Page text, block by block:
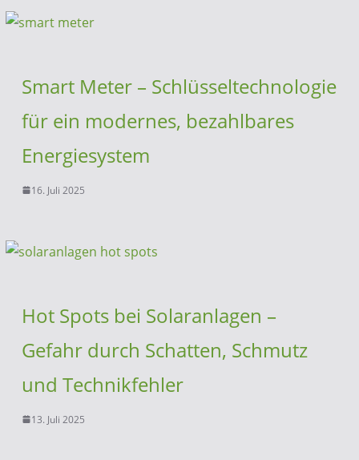
Smart Meter – Schlüsseltechnologie
für ein modernes, bezahlbares
Energiesystem
16. Juli 2025
Hot Spots bei Solaranlagen –
Gefahr durch Schatten, Schmutz
und Technikfehler
13. Juli 2025